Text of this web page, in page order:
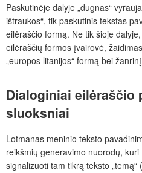
Paskutinėje dalyje „dugnas“
ištraukos“, tik paskutinis tekstas
eilėraščio formą. Ne tik šioje
eilėraščių formos įvairovė,
„europos litanijos“ formą bei
Dialoginiai eilėraščio
sluoksniai
Lotmanas meninio teksto
reikšmių generavimo nuorodų,
signalizuoti tam tikrą teksto